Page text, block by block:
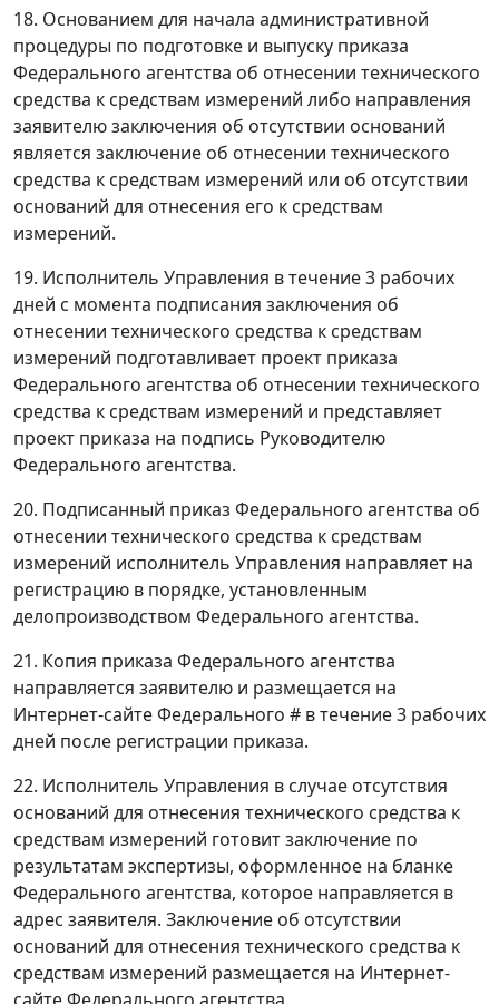
18. Основанием для начала административной
процедуры по подготовке и выпуску приказа
Федерального агентства об отнесении технического
средства к средствам измерений либо направления
заявителю заключения об отсутствии оснований
является заключение об отнесении технического
средства к средствам измерений или об отсутствии
оснований для отнесения его к средствам
измерений.
19. Исполнитель Управления в течение 3 рабочих
дней с момента подписания заключения об
отнесении технического средства к средствам
измерений подготавливает проект приказа
Федерального агентства об отнесении технического
средства к средствам измерений и представляет
проект приказа на подпись Руководителю
Федерального агентства.
20. Подписанный приказ Федерального агентства об
отнесении технического средства к средствам
измерений исполнитель Управления направляет на
регистрацию в порядке, установленным
делопроизводством Федерального агентства.
21. Копия приказа Федерального агентства
направляется заявителю и размещается на
Интернет-сайте Федерального # в течение 3 рабочих
дней после регистрации приказа.
22. Исполнитель Управления в случае отсутствия
оснований для отнесения технического средства к
средствам измерений готовит заключение по
результатам экспертизы, оформленное на бланке
Федерального агентства, которое направляется в
адрес заявителя. Заключение об отсутствии
оснований для отнесения технического средства к
средствам измерений размещается на Интернет-